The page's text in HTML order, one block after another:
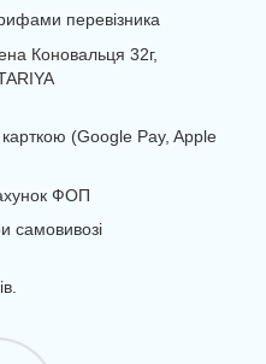
перевізника
Коновальця 32г,
(Google Pay, Apple
ФОП
самовивозі